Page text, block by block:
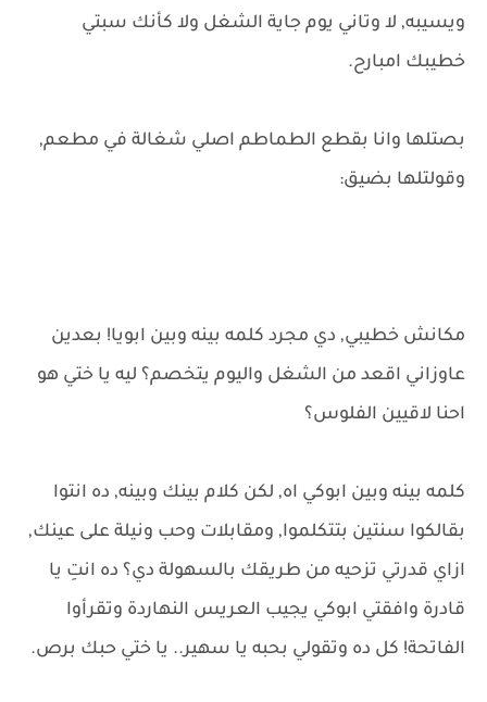
ويسيبه, لا وتاني يوم جاية الشغل ولا كأنك سبتي
خطيبك امبارح.
بصتلها وانا بقطع الطماطم اصلي شغالة في مطعم,
وقولتلها بضيق:
مكانش خطيبي, دي مجرد كلمه بينه وبين ابويا! بعدين
عاوزاني اقعد من الشغل واليوم يتخصم؟ ليه يا ختي هو
احنا لاقيين الفلوس؟
كلمه بينه وبين ابوكي اه, لكن كلام بينك وبينه, ده انتوا
بقالكوا سنتين بتتكلموا, ومقابلات وحب ونيلة على عينك,
ازاي قدرتي تزحيه من طريقك بالسهولة دي؟ ده انتِ يا
قادرة وافقتي ابوكي يجيب العريس النهاردة وتقرأوا
الفاتحة! كل ده وتقولي بحبه يا سهير.. يا ختي حبك برص.